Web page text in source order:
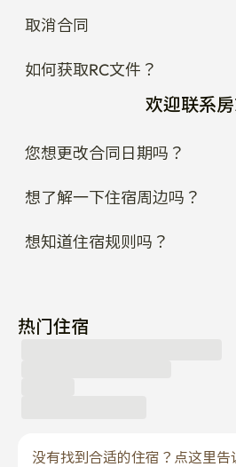
取消合同
如何获取RC文件？
欢迎联系
您想更改合同日期吗？
想了解一下住宿周边吗？
想知道住宿规则吗？
热门住宿
没有找到合适的住宿？点这里告